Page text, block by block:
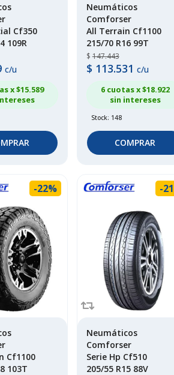
Cf350
109R
c/u
x $15.589
Neumáticos
Comforser
All Terrain Cf1100
215/70 R16 99T
$147.443
$ 113.531 c/u
6 cuotas x $18.922
sin intereses
Stock: 148
COMPRAR
-22%
Cf1100
103T
-
Neumáticos
Comforser
Serie Hp Cf510
205/55 R15 88V